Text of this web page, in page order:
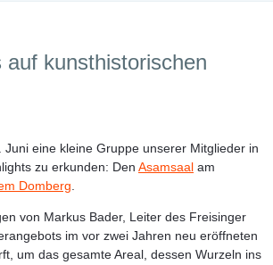
kunsthistorischen
eine kleine Gruppe unserer Mitglieder in
zu erkunden: Den Asamsaal am
Domberg.
von Markus Bader, Leiter des Freisinger
im vor zwei Jahren neu eröffneten
um das gesamte Areal, dessen Wurzeln ins